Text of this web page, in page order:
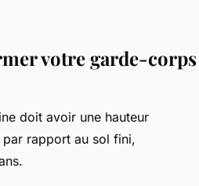
votre garde-corps
doit avoir une hauteur
par rapport au sol fini,